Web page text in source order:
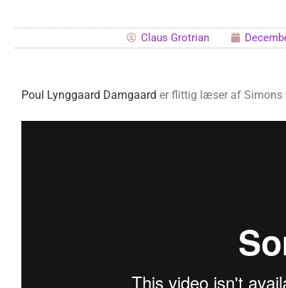
Claus Grotrian
Poul Lynggaard Damgaard er flittig læser af Simons